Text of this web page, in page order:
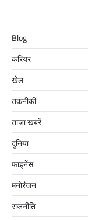
Blog
करियर
खेल
तकनीकी
ताजा खबरें
दुनिया
फाइनेंस
मनोरंजन
राजनीति